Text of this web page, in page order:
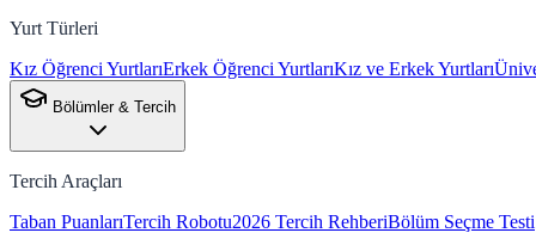
Yurt Türleri
Kız Öğrenci YurtlarıErkek Öğrenci YurtlarıKız ve Erkek Yurtları
Bölümler & Tercih
Tercih Araçları
Taban PuanlarıTercih Robotu2026 Tercih RehberiBölüm Seçme Testi